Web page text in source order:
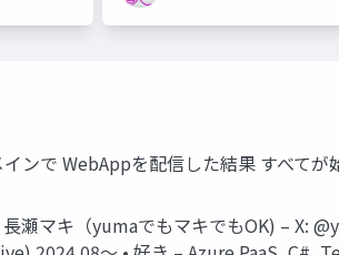
ンで WebAppを配信した結果 すべて
長瀬マキ（yumaでもマキでもOK) – X: